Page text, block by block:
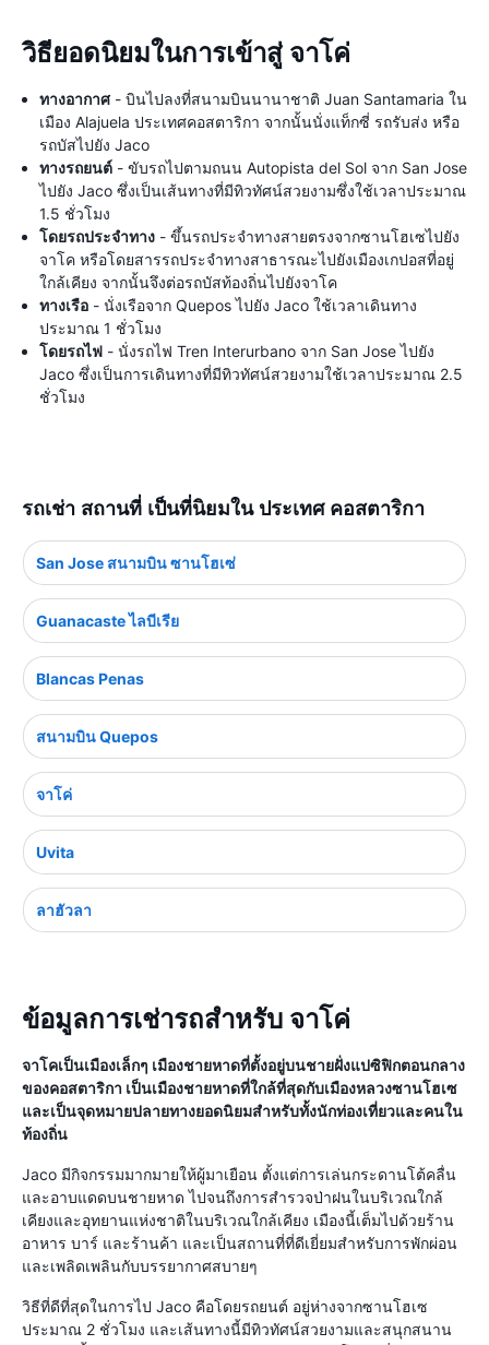
วิธียอดนิยมในการเข้าสู่ จาโค่
ทางอากาศ- บินไปลงที่สนามบินนานาชาติ Juan Santamaria ใน
เมือง Alajuela ประเทศคอสตาริกา จากนั้นนั่งแท็กซี่ รถรับส่ง หรือ
รถบัสไปยัง Jaco
ทางรถยนต์ - ขับรถไปตามถนน Autopista del Sol จาก San Jose
ไปยัง Jaco ซึ่งเป็นเส้นทางที่มีทิวทัศน์สวยงามซึ่งใช้เวลาประมาณ
1.5 ชั่วโมง
โดยรถประจำทาง - ขึ้นรถประจำทางสายตรงจากซานโฮเซไปยัง
จาโค หรือโดยสารรถประจำทางสาธารณะไปยังเมืองเกปอสที่อยู่
ใกล้เคียง จากนั้นจึงต่อรถบัสท้องถิ่นไปยังจาโค
ทางเรือ - นั่งเรือจาก Quepos ไปยัง Jaco ใช้เวลาเดินทาง
ประมาณ 1 ชั่วโมง
โดยรถไฟ - นั่งรถไฟ Tren Interurbano จาก San Jose ไปยัง
Jaco ซึ่งเป็นการเดินทางที่มีทิวทัศน์สวยงามใช้เวลาประมาณ 2.5
ชั่วโมง
รถเช่า สถานที่ เป็นที่นิยมใน ประเทศ คอสตาริกา
San Jose สนามบิน ซานโฮเซ่
Guanacaste ไลบีเรีย
Blancas Penas
สนามบิน Quepos
จาโค่
Uvita
ลาฮัวลา
ข้อมูลการเช่ารถสำหรับ จาโค่
จาโคเป็นเมืองเล็กๆ เมืองชายหาดที่ตั้งอยู่บนชายฝั่งแปซิฟิกตอนกลาง
ของคอสตาริกา เป็นเมืองชายหาดที่ใกล้ที่สุดกับเมืองหลวงซานโฮเซ
และเป็นจุดหมายปลายทางยอดนิยมสำหรับทั้งนักท่องเที่ยวและคนใน
ท้องถิ่น
Jaco มีกิจกรรมมากมายให้ผู้มาเยือน ตั้งแต่การเล่นกระดานโต้คลื่น
และอาบแดดบนชายหาด ไปจนถึงการสำรวจป่าฝนในบริเวณใกล้
เคียงและอุทยานแห่งชาติในบริเวณใกล้เคียง เมืองนี้เต็มไปด้วยร้าน
อาหาร บาร์ และร้านค้า และเป็นสถานที่ที่ดีเยี่ยมสำหรับการพักผ่อน
และเพลิดเพลินกับบรรยากาศสบายๆ
วิธีที่ดีที่สุดในการไป Jaco คือโดยรถยนต์ อยู่ห่างจากซานโฮเซ
ประมาณ 2 ชั่วโมง และเส้นทางนี้มีทิวทัศน์สวยงามและสนุกสนาน